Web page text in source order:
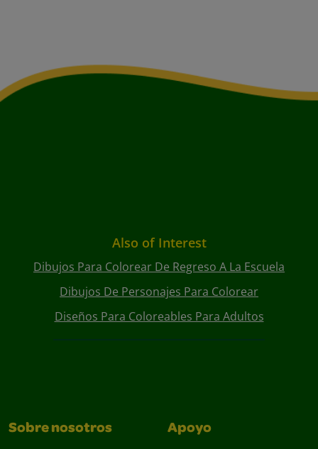
Also of Interest
Dibujos Para Colorear De Regreso A La Escuela
Dibujos De Personajes Para Colorear
Diseños Para Coloreables Para Adultos
Sobre nosotros Apoyo